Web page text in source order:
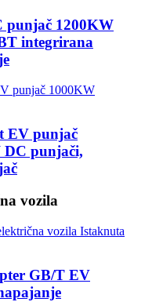
punjač 1200KW
integrirana
EV punjač
DC punjači,
vozila
GB/T EV